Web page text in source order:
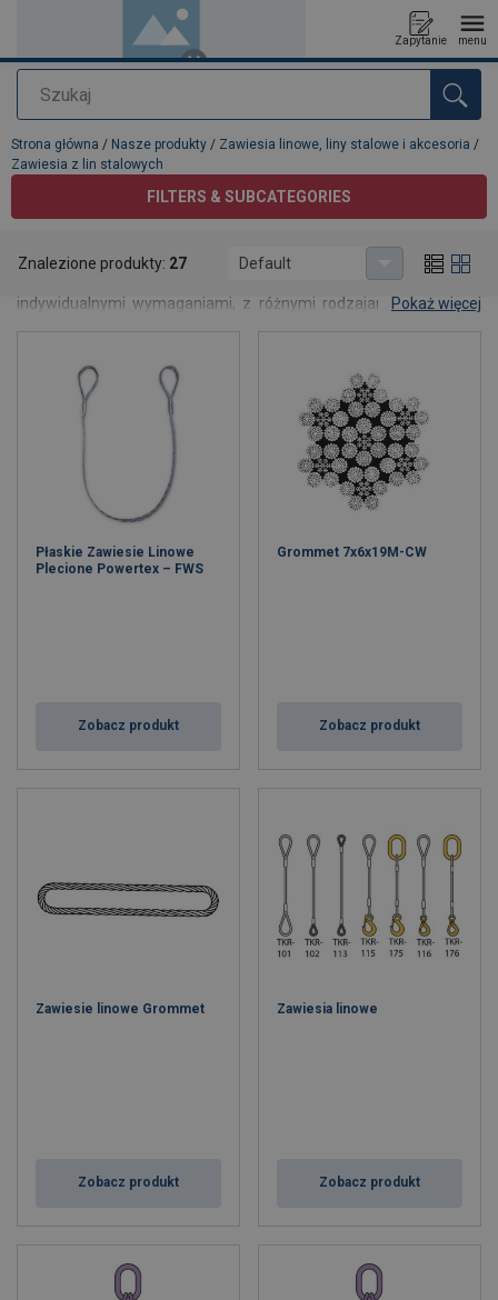
Szukaj
Zapytanie menu
Dodano do zapytania
Strona główna / Nasze produkty / Zawiesia linowe, liny stalowe i akcesoria /
Zawiesia z lin stalowych
FILTERS & SUBCATEGORIES
CERTEX produkuje zawiesia z lin stalowych zgodnie z
indywidualnymi wymaganiami, z różnymi rodzajami końcówek i
nierdzewne. Wszystkie zawiesia dostarczane są z oznakowaniem
CE oraz pełną dokumentacją. Skontaktuj się z nami, aby uzyskać
fachowe doradztwo i ofertę.
Pokaż więcej
Znalezione produkty: 27 Default
Płaskie Zawiesie Linowe
Plecione Powertex – FWS
Zobacz produkt
Grommet 7x6x19M-CW
Zobacz produkt
Zawiesie linowe Grommet
Zobacz produkt
Zawiesia linowe
Zobacz produkt